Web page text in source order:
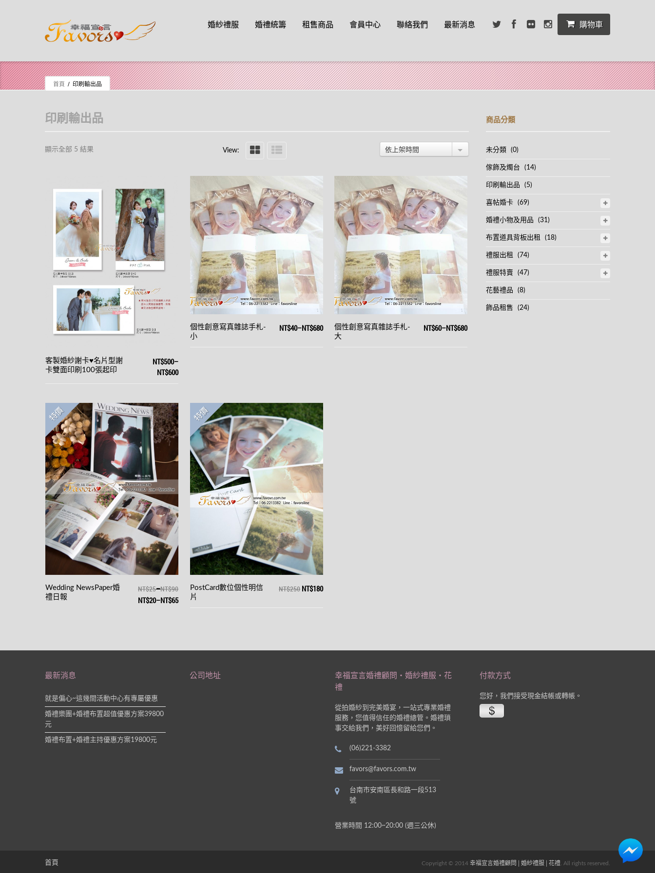
Skip to content
婚紗禮服 婚禮統籌 租售商品 會員中心 聯絡我們 最新消息 購物車
Skip to content
首頁 / 印刷輸出品
印刷輸出品
顯示全部 5 結果 View: 依上架時間
客製婚紗謝卡♥名片型謝
卡雙面印刷100張起印
NT$500–
NT$600
個性創意寫真雜誌手札-
小
NT$40–NT$680
個性創意寫真雜誌手札-
大
NT$60–NT$680
WeddingNewsPaper婚
禮日報
NT$25–NT$90
NT$20–NT$65
特價
PostCard數位個性明信
片
NT$250 NT$180
特價
商品分類
未分類 (0)
傢飾及燭台 (14)
印刷輸出品 (5)
喜帖婚卡 (69)
婚禮小物及用品 (31)
布置道具背板出租 (18)
禮服出租 (74)
禮服特賣 (47)
花藝禮品 (8)
飾品租售 (24)
最新消息
就是偏心~這幾間活動中心有專屬優惠
婚禮樂團+婚禮布置超值優惠方案39800
元
婚禮布置+婚禮主持優惠方案19800元
公司地址
幸福宣言婚禮顧問‧婚紗禮服‧花
禮
從拍婚紗到完美婚宴，一站式專業婚禮
服務，您值得信任的婚禮總管。婚禮瑣
事交給我們，美好回憶留給您們。
(06)221-3382
favors@favors.com.tw
台南市安南區長和路一段513
號
營業時間 12:00~20:00 (週三公休)
付款方式
您好，我們接受現金結帳或轉帳。
首頁 Copyright © 2014 幸福宣言婚禮顧問│婚紗禮服│花禮. All rights reserved.